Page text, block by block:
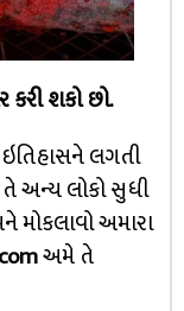
શકો છો.
ઇતિહાસને લગતી
અન્ય લોકો સુધી
મોકલાવો અમારા
અમે તે